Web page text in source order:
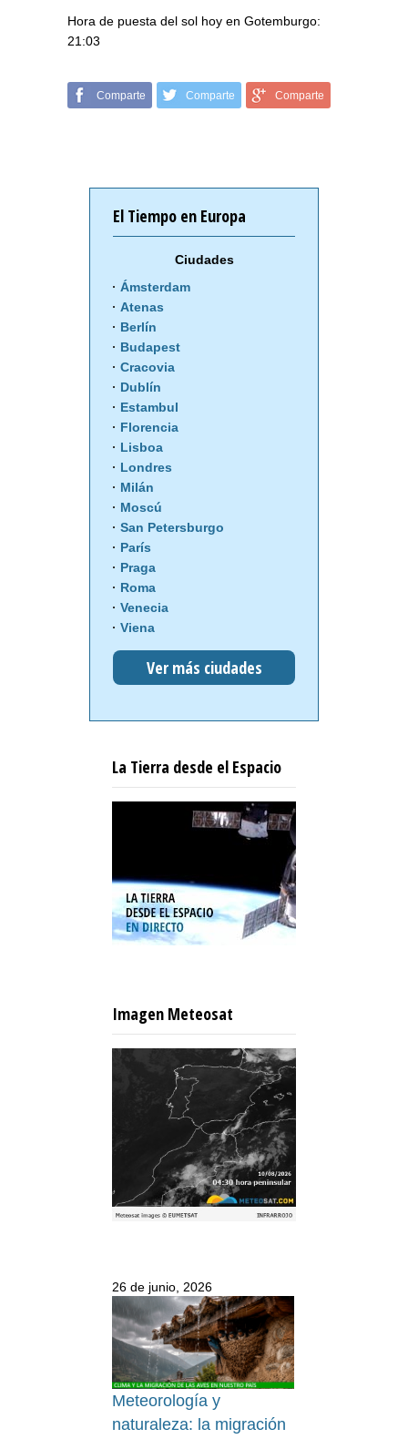
Hora de puesta del sol hoy en Gotemburgo:
21:03
Comparte Comparte Comparte
El Tiempo en Europa
Ciudades
Ámsterdam
Atenas
Berlín
Budapest
Cracovia
Dublín
Estambul
Florencia
Lisboa
Londres
Milán
Moscú
San Petersburgo
París
Praga
Roma
Venecia
Viena
Ver más ciudades
La Tierra desde el Espacio
Imagen Meteosat
26 de junio, 2026
Meteorología y
naturaleza: la migración